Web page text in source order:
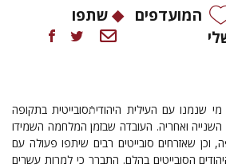
המועדפים
שתפו
שנמנו עם העילית היהודיתֿסובייטית בתקופה
ואחריה. העובדה שבזמן המלחמה השמידו
וכן שאזרחים סובייטים רבים שיתפו פעולה עם
הסובייטים בהלם. התברר כי למרות עשרים